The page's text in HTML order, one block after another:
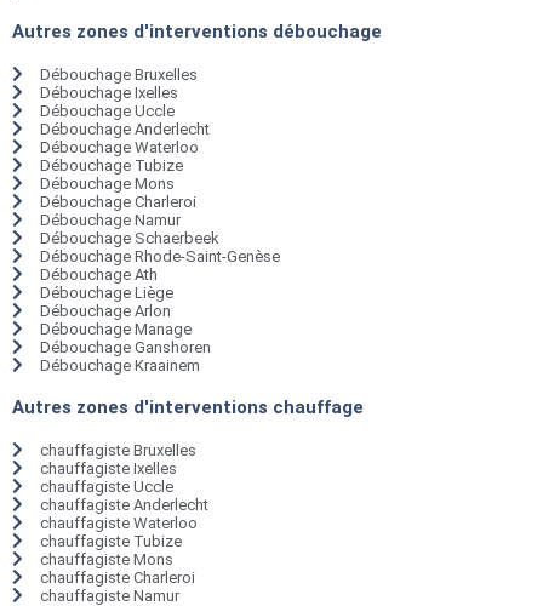
Autres zones d'interventions débouchage
Débouchage Bruxelles
Débouchage Ixelles
Débouchage Uccle
Débouchage Anderlecht
Débouchage Waterloo
Débouchage Tubize
Débouchage Mons
Débouchage Charleroi
Débouchage Namur
Débouchage Schaerbeek
Débouchage Rhode-Saint-Genèse
Débouchage Ath
Débouchage Liège
Débouchage Arlon
Débouchage Manage
Débouchage Ganshoren
Débouchage Kraainem
Autres zones d'interventions chauffage
chauffagiste Bruxelles
chauffagiste Ixelles
chauffagiste Uccle
chauffagiste Anderlecht
chauffagiste Waterloo
chauffagiste Tubize
chauffagiste Mons
chauffagiste Charleroi
chauffagiste Namur